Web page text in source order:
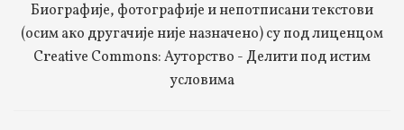
Биографије, фотографије и непотписани текстови
(осим ако другачије није назначено) су под лиценцом
Creative Commons: Ауторство - Делити под истим
условима